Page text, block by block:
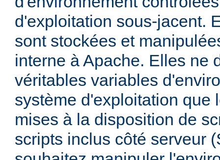
d'exploitation sous-jacent.
sont stockées et
interne à Apache. Elles ne
véritables variables
système d'exploitation que
mises à la disposition de
scripts inclus côté serveur